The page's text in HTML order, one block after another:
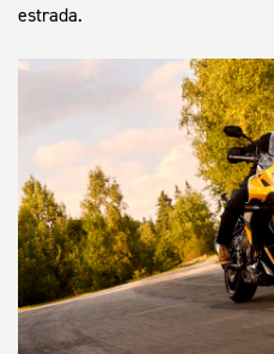
estrada.